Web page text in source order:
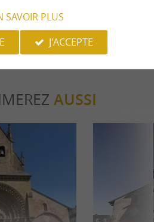
AUSSI
SAVOIR PLUS
J'ACCEPTE